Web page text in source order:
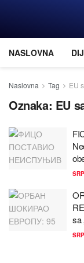
NASLOVNA
Naslovna Tag EU
Oznaka: EU
sa